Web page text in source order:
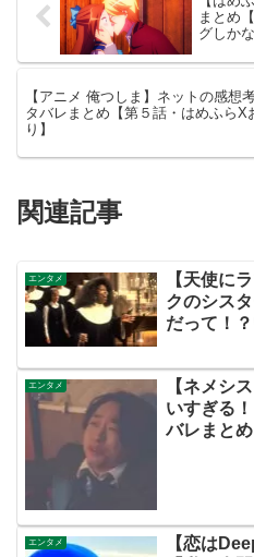
まとめ
グしか
【アニメ 俺つしま】ネットの感想
タバレまとめ【第５話・はめふらX
り】
関連記事
エンタメ
【天使に
クのシス
だって！
エンタメ
【ネメシ
いすぎる
バレまとめ
エンタメ
【恋は